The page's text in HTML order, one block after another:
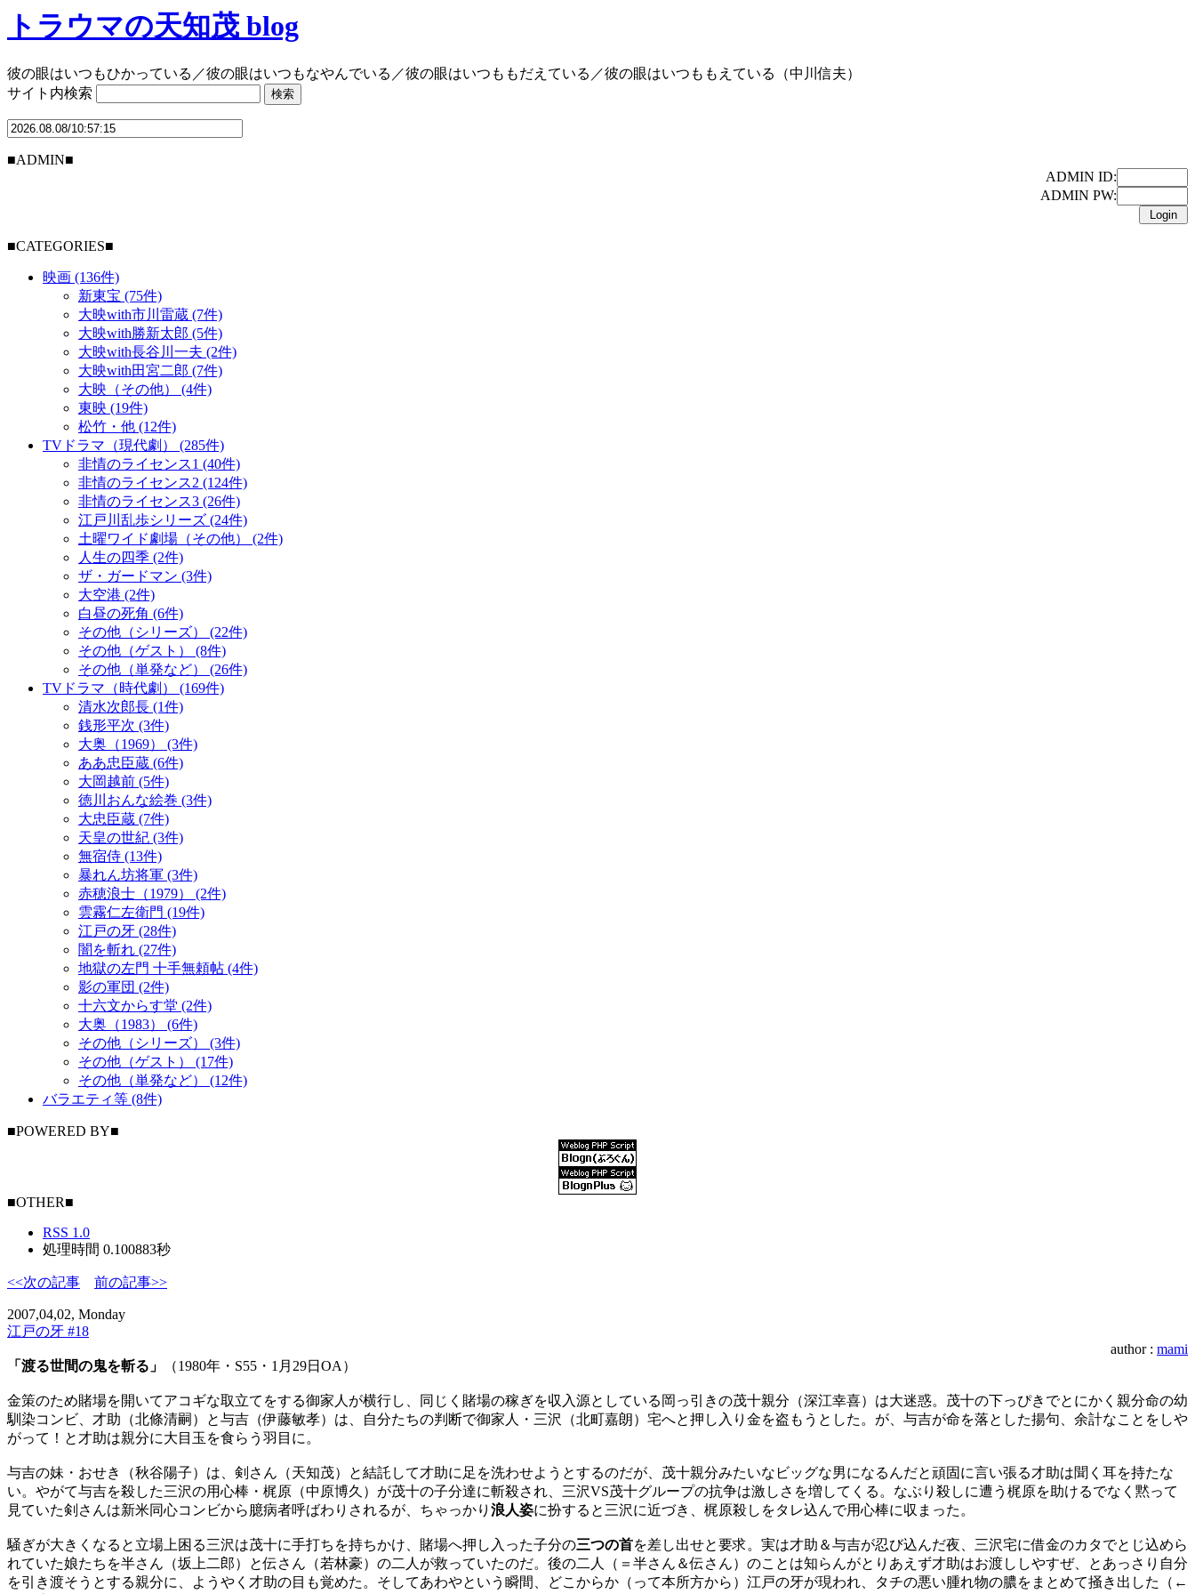
トラウマの天知茂 blog
彼の眼はいつもひかっている／彼の眼はいつもなやんでいる／彼の眼はいつももだえている／彼の眼はいつももえている（中川信夫）
サイト内検索
■ADMIN■
ADMIN ID:
ADMIN PW:
■CATEGORIES■
映画 (136件)
新東宝 (75件)
大映with市川雷蔵 (7件)
大映with勝新太郎 (5件)
大映with長谷川一夫 (2件)
大映with田宮二郎 (7件)
大映（その他） (4件)
東映 (19件)
松竹・他 (12件)
TVドラマ（現代劇） (285件)
非情のライセンス1 (40件)
非情のライセンス2 (124件)
非情のライセンス3 (26件)
江戸川乱歩シリーズ (24件)
土曜ワイド劇場（その他） (2件)
人生の四季 (2件)
ザ・ガードマン (3件)
大空港 (2件)
白昼の死角 (6件)
その他（シリーズ） (22件)
その他（ゲスト） (8件)
その他（単発など） (26件)
TVドラマ（時代劇） (169件)
清水次郎長 (1件)
銭形平次 (3件)
大奥（1969） (3件)
ああ忠臣蔵 (6件)
大岡越前 (5件)
徳川おんな絵巻 (3件)
大忠臣蔵 (7件)
天皇の世紀 (3件)
無宿侍 (13件)
暴れん坊将軍 (3件)
赤穂浪士（1979） (2件)
雲霧仁左衛門 (19件)
江戸の牙 (28件)
闇を斬れ (27件)
地獄の左門 十手無頼帖 (4件)
影の軍団 (2件)
十六文からす堂 (2件)
大奥（1983） (6件)
その他（シリーズ） (3件)
その他（ゲスト） (17件)
その他（単発など） (12件)
バラエティ等 (8件)
■POWERED BY■
■OTHER■
RSS 1.0
処理時間 0.100883秒
<<次の記事 前の記事>>
2007,04,02, Monday
江戸の牙 #18
author : mami
「渡る世間の鬼を斬る」
（1980年・S55・1月29日OA）
金策のため賭場を開いてアコギな取立てをする御家人が横行し、同じく賭場の稼ぎを収入源としている岡っ引きの茂十親分（深江幸喜）は大迷惑。茂十の下っぴきでとにかく親分命の幼
馴染コンビ、才助（北條清嗣）と与吉（伊藤敏孝）は、自分たちの判断で御家人・三沢（北町嘉朗）宅へと押し入り金を盗もうとした。が、与吉が命を落とした揚句、余計なことをしや
がって！と才助は親分に大目玉を食らう羽目に。
与吉の妹・おせき（秋谷陽子）は、剣さん（天知茂）と結託して才助に足を洗わせようとするのだが、茂十親分みたいなビッグな男になるんだと頑固に言い張る才助は聞く耳を持たな
い。やがて与吉を殺した三沢の用心棒・梶原（中原博久）が茂十の子分達に斬殺され、三沢VS茂十グループの抗争は激しさを増してくる。なぶり殺しに遭う梶原を助けるでなく黙って
見ていた剣さんは新米同心コンビから臆病者呼ばわりされるが、ちゃっかり 浪人姿に扮すると三沢に近づき、梶原殺しをタレ込んで用心棒に収まった。
騒ぎが大きくなると立場上困る三沢は茂十に手打ちを持ちかけ、賭場へ押し入った子分の三つの首を差し出せと要求。実は才助＆与吉が忍び込んだ夜、三沢宅に借金のカタでとじ込めら
れていた娘たちを半さん（坂上二郎）と伝さん（若林豪）の二人が救っていたのだ。後の二人（＝半さん＆伝さん）のことは知らんがとりあえず才助はお渡ししやすぜ、とあっさり自分
を引き渡そうとする親分に、ようやく才助の目も覚めた。そしてあわやという瞬間、どこからか（って本所方から）江戸の牙が現われ、タチの悪い腫れ物の膿をまとめて掻き出した（←